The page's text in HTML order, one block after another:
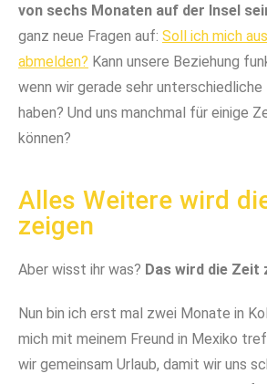
von sechs Monaten auf der Insel
ganz neue Fragen auf: Soll ich mich
abmelden? Kann unsere Beziehung
wenn wir gerade sehr
haben? Und uns manchmal für einige
können?
Alles Weitere wird
zeigen
Aber wisst ihr was? Das wird die Zeit
Nun bin ich erst mal zwei Monate in
mich mit meinem Freund in Mexiko
wir gemeinsam Urlaub, damit wir uns